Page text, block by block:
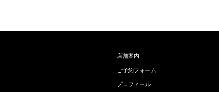
店舗案内
ご予約フォーム
プロフィール